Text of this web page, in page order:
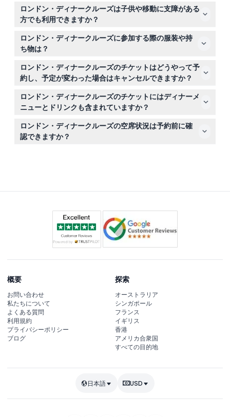
れる場合がありますので、ご予約時にご確認ください）
ウェルカムドリンク、豪華な3コースディナー、生のエン
ターテインメント、そしてビッグベンやタワーブリッジの
夜景など、ロンドンのライトアップされた名所の素晴らし
い景色をお楽しみいただける3時間のクルーズです。
ロンドン・ディナークルーズは子供や移動に支障がある
方でも利用できますか？
このクルーズは13歳以上の方のみ対象で、車椅子には対応
していませんので、移動に制限のある方には適していない
場合があります。
ロンドン・ディナークルーズに参加する際の服装や持
ち物は？
クルーズにはスマートカジュアルな服装でお越しくださ
い。スニーカーも許可されています。美しい夜景を撮影す
るためにカメラやスマートフォンを持参すると良いでしょ
う。
ロンドン・ディナークルーズのチケットはどうやって予
約し、予定が変わった場合はキャンセルできますか？
このウェブサイトで簡単にオンライン予約が可能です。キ
ャンセルポリシーは運賃タイプによって異なりますので、
ご予約時に詳細をご確認ください。
ロンドン・ディナークルーズのチケットにはディナーメ
ニューとドリンクも含まれていますか？
はい、チケットにはウェルカムドリンクと3コースディナ
ーが含まれており、予約前にオンラインでメニュー全体を
ご覧いただけます。
ロンドン・ディナークルーズの空席状況は予約前に確
認できますか？
概要
お問い合わせ
私たちについて
よくある質問
利用規約
プライバシーポリシー
ブログ
探索
オーストラリア
シンガポール
フランス
イギリス
香港
アメリカ合衆国
すべての目的地
日本語 USD